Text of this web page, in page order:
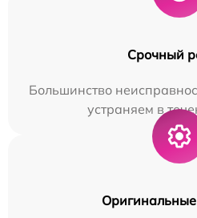
Срочный
Большинство
устраняем в
Оригинальные